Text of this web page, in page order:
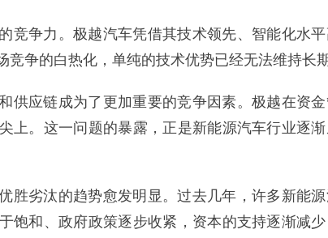
竞争力。极越汽车凭借其技术领先、智能化水平
争的白热化，单纯的技术优势已经无法维持长
供应链成为了更加重要的竞争因素。极越在资
上。这一问题的暴露，正是新能源汽车行业逐
胜劣汰的趋势愈发明显。过去几年，许多新能
饱和、政府政策逐步收紧，资本的支持逐渐减